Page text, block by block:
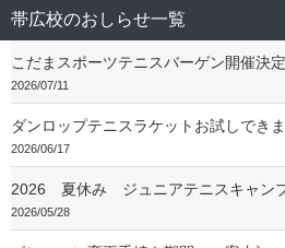
帯広校のおしらせ一覧
こだまスポーツテニスバーゲン開催決定
2026/07/11
ダンロップテニスラケットお試しできま
2026/06/17
2026 夏休み ジュニアテニスキャン
2026/05/28